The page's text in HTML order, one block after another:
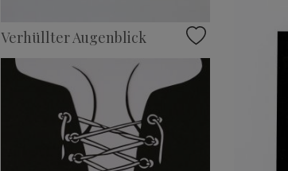
Verhüllter Augenblick